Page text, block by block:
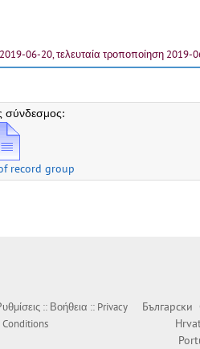
06-20, τελευταία τροποποίηση 2019-
σύνδεσμος:
record group
:: Βοήθεια :: Privacy
Conditions
Български